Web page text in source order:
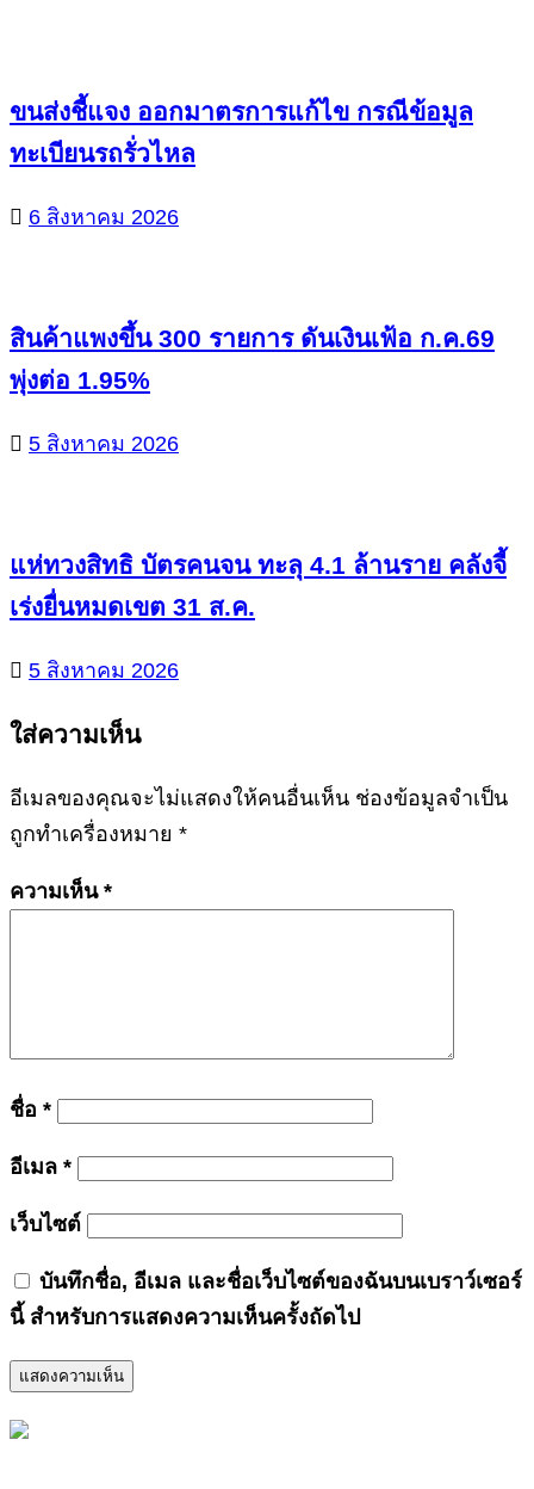
ขนส่งชี้แจง ออกมาตรการแก้ไข กรณีข้อมูล
ทะเบียนรถรั่วไหล
6 สิงหาคม 2026
สินค้าแพงขึ้น 300 รายการ ดันเงินเฟ้อ ก.ค.69
พุ่งต่อ 1.95%
5 สิงหาคม 2026
แห่ทวงสิทธิ บัตรคนจน ทะลุ 4.1 ล้านราย คลังจี้
เร่งยื่นหมดเขต 31 ส.ค.
5 สิงหาคม 2026
ใส่ความเห็น
อีเมลของคุณจะไม่แสดงให้คนอื่นเห็น ช่องข้อมูลจำเป็น
ถูกทำเครื่องหมาย *
ความเห็น *
ชื่อ *
อีเมล *
เว็บไซต์
บันทึกชื่อ, อีเมล และชื่อเว็บไซต์ของฉันบนเบราว์เซอร์
นี้ สำหรับการแสดงความเห็นครั้งถัดไป